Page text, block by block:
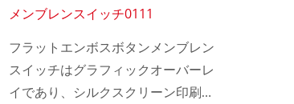
メンブレンスイッチ0111
フラットエンボスボタンメンブレン
スイッチはグラフィックオーバーレ
イであり、シルクスクリーン印刷技